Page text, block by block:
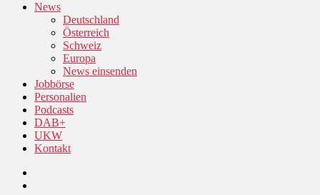
News
Deutschland
Österreich
Schweiz
Europa
News einsenden
Jobbörse
Personalien
Podcasts
DAB+
UKW
Kontakt